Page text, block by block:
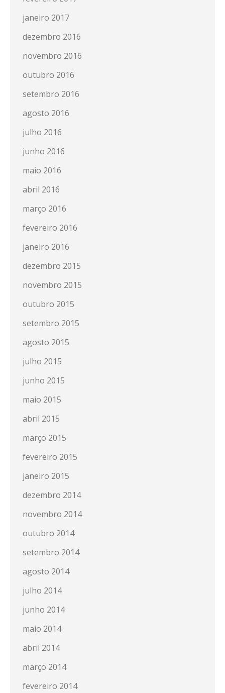
janeiro 2017
dezembro 2016
novembro 2016
outubro 2016
setembro 2016
agosto 2016
julho 2016
junho 2016
maio 2016
abril 2016
março 2016
fevereiro 2016
janeiro 2016
dezembro 2015
novembro 2015
outubro 2015
setembro 2015
agosto 2015
julho 2015
junho 2015
maio 2015
abril 2015
março 2015
fevereiro 2015
janeiro 2015
dezembro 2014
novembro 2014
outubro 2014
setembro 2014
agosto 2014
julho 2014
junho 2014
maio 2014
abril 2014
março 2014
fevereiro 2014